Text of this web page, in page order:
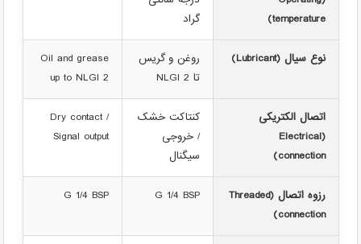
temperature)
گراد
نوع سیال (Lubricant)
روغن و گریس
تا NLGI 2
Oil and grease
up to NLGI 2
اتصال الکتریکی
(Electrical
connection)
کنتاکت خشک
/ خروجی
سیگنال
Dry contact /
Signal output
رزوه اتصال (Threaded
connection)
G 1/4 BSP
G 1/4 BSP